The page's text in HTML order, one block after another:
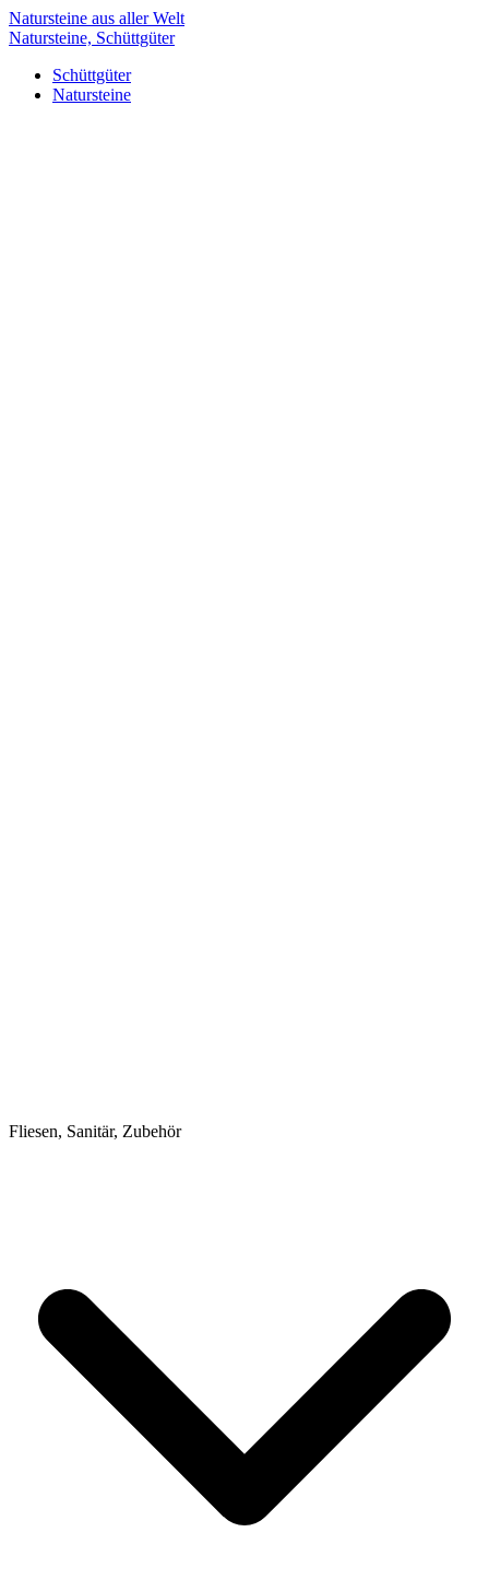
Natursteine aus aller Welt
Natursteine, Schüttgüter
Schüttgüter
Natursteine
Fliesen, Sanitär, Zubehör